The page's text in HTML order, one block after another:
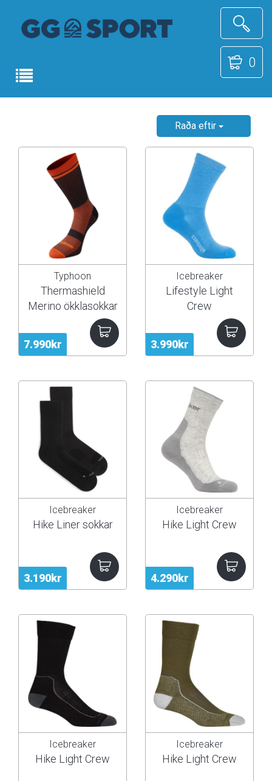
0
Raða eftir
7.990kr
Typhoon
Thermashield
Merino ökklasokkar
3.990kr
Icebreaker
Lifestyle Light
Crew
3.190kr
Icebreaker
Hike Liner sokkar
4.290kr
Icebreaker
Hike Light Crew
Icebreaker
Hike Light Crew
Icebreaker
Hike Light Crew